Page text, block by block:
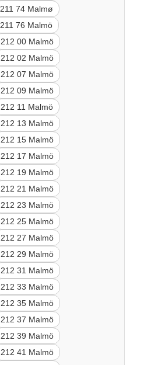
211 74 Malmø
211 76 Malmö
212 00 Malmö
212 02 Malmö
212 07 Malmö
212 09 Malmö
212 11 Malmö
212 13 Malmö
212 15 Malmö
212 17 Malmö
212 19 Malmö
212 21 Malmö
212 23 Malmö
212 25 Malmö
212 27 Malmö
212 29 Malmö
212 31 Malmö
212 33 Malmö
212 35 Malmö
212 37 Malmö
212 39 Malmö
212 41 Malmö